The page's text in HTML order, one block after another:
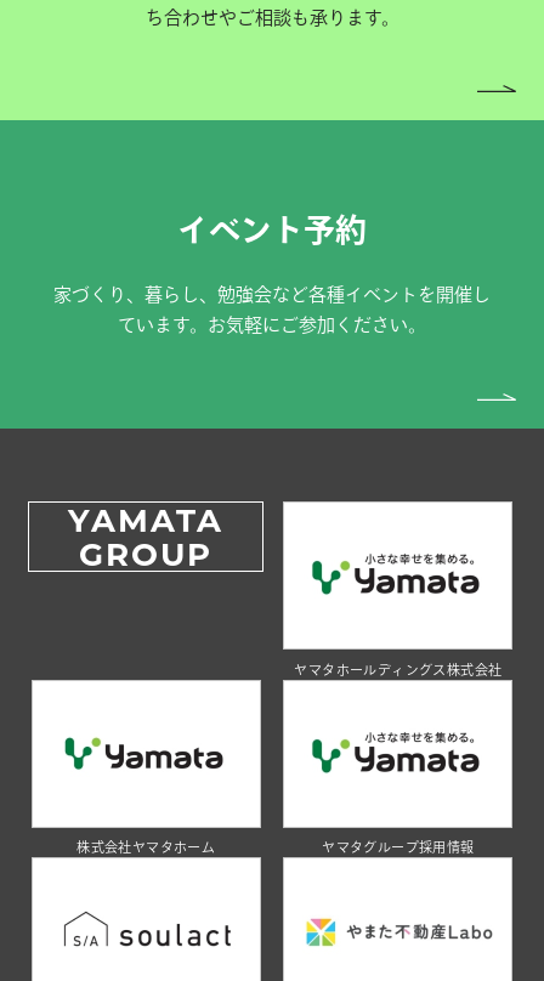
ち合わせやご相談も承ります。
イベント予約
家づくり、暮らし、勉強会など各種イベントを開催し
ています。お気軽にご参加ください。
YAMATA
GROUP
ヤマタホールディングス株式会社
株式会社ヤマタホーム ヤマタグループ採用情報